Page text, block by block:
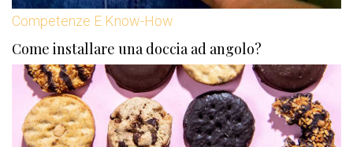
Competenze E Know-How
Come installare una doccia ad angolo?